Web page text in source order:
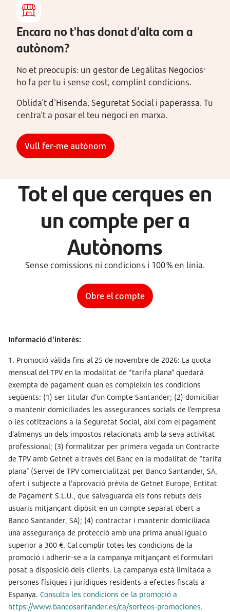
Encara no t'has donat d'alta com a
autònom?
No et preocupis: un gestor de Legálitas Negocios5
ho fa per tu i sense cost, complint condicions.
Oblida't d'Hisenda, Seguretat Social i paperassa. Tu
centra't a posar el teu negoci en marxa.
Vull fer-me autònom
Tot el que cerques en
un compte per a
Autònoms
Sense comissions ni condicions i 100 % en línia.
Obre el compte
Informació d'interès:
1. Promoció vàlida fins al 25 de novembre de 2026: La quota
mensual del TPV en la modalitat de “tarifa plana” quedarà
exempta de pagament quan es compleixin les condicions
següents: (1) ser titular d’un Compte Santander; (2) domiciliar
o mantenir domiciliades les assegurances socials de l’empresa
o les cotitzacions a la Seguretat Social, així com el pagament
d’almenys un dels impostos relacionats amb la seva activitat
professional; (3) formalitzar per primera vegada un Contracte
de TPV amb Getnet a través del Banc en la modalitat de “tarifa
plana” (Servei de TPV comercialitzat per Banco Santander, SA,
ofert i subjecte a l’aprovació prèvia de Getnet Europe, Entitat
de Pagament S.L.U., que salvaguarda els fons rebuts dels
usuaris mitjançant dipòsit en un compte separat obert a
Banco Santander, SA); (4) contractar i mantenir domiciliada
una assegurança de protecció amb una prima anual igual o
superior a 300 €. Cal complir totes les condicions de la
promoció i adherir-se a la campanya mitjançant el formulari
posat a disposició dels clients. La campanya està limitada a
persones físiques i jurídiques residents a efectes fiscals a
Espanya. Consulta les condicions de la promoció a
https://www.bancosantander.es/ca/sorteos-promociones.